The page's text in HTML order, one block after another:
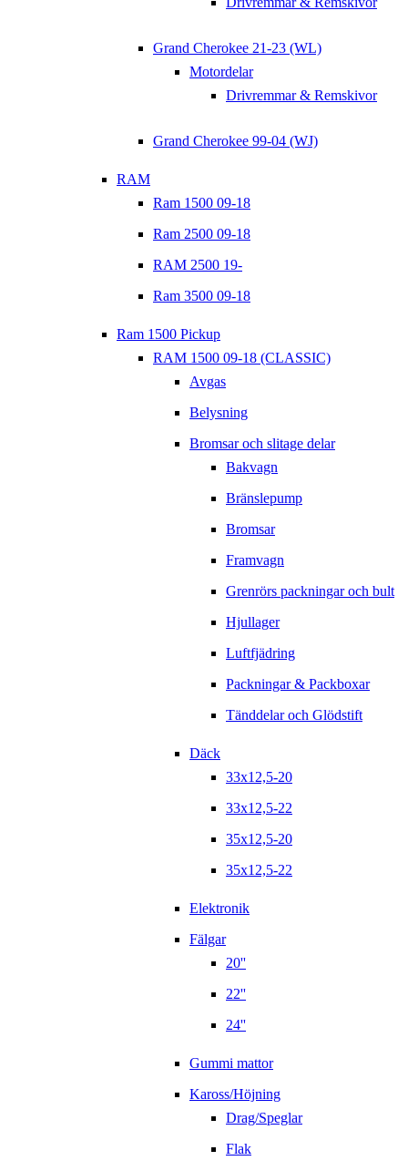
Grand Cherokee 21-23 (WL)
Motordelar
Drivremmar & Remskivor
Grand Cherokee 99-04 (WJ)
RAM
Ram 1500 09-18
Ram 2500 09-18
RAM 2500 19-
Ram 3500 09-18
Ram 1500 Pickup
RAM 1500 09-18 (CLASSIC)
Avgas
Belysning
Bromsar och slitage delar
Bakvagn
Bränslepump
Bromsar
Framvagn
Grenrörs packningar och bult
Hjullager
Luftfjädring
Packningar & Packboxar
Tänddelar och Glödstift
Däck
33x12,5-20
33x12,5-22
35x12,5-20
35x12,5-22
Elektronik
Fälgar
20''
22''
24''
Gummi mattor
Kaross/Höjning
Drag/Speglar
Flak